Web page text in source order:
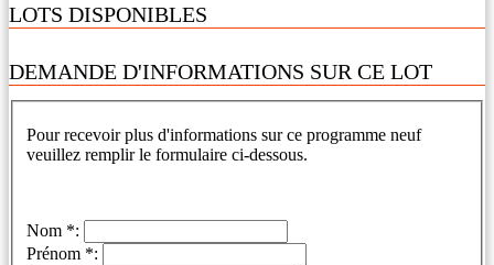
LOTS DISPONIBLES
DEMANDE D'INFORMATIONS SUR CE LOT
Pour recevoir plus d'informations sur ce programme neuf
veuillez remplir le formulaire ci-dessous.
Nom *:
Prénom *: